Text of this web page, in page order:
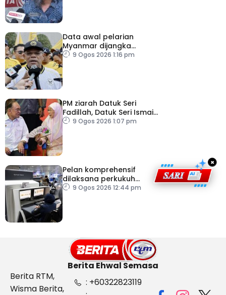
Data awal pelarian
Myanmar dijangka
diperoleh suku keempat
9 Ogos 2026 1:16 pm
PM ziarah Datuk Seri
Fadillah, Datuk Seri Ismail
Sabri di IJN
9 Ogos 2026 1:07 pm
Pelan komprehensif
dilaksana perkukuh
keselamatan
9 Ogos 2026 12:44 pm
×
Berita Ehwal Semasa
Berita RTM,
Wisma Berita,
: +60322823119